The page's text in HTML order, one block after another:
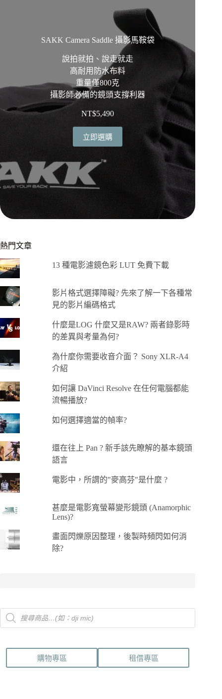
SAKK Camera Saddle 攝影馬鞍袋
說拍就拍、說走就走
高耐用防水布料
重量僅800克
攝影師必備的鏡頭支撐利器
NT$5,490
立即選購
熱門文章
13 種電影濾鏡色彩 LUT 免費下載
影片格式選擇障礙? 先來了解一下各種常
見的影片編碼格式
什麼是LOG 什麼又是RAW? 兩者錄影時
的差異與考量為何?
為什麼你需要收音介面？ Sony XLR-A4
介紹
如何讓 DaVinci Resolve 在任何電腦都能
流暢播放?
如何選擇適當的幀率?
還在往上 Pan ? 新手該先瞭解的基本鏡頭
語言
電影中，所謂的"麥高芬"是什麼 ?
甚麼是電影寬螢幕變形鏡頭 (Anamorphic
Lens)?
畫面閃爍原因整理，後製時頻閃如何消
除?
Products
search
購物專區 租借專區